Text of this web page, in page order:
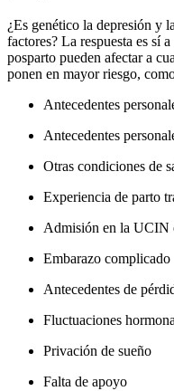
¿Es genético la depresión y
factores? La respuesta es sí
posparto pueden afectar a
ponen en mayor riesgo,
Antecedentes
Antecedentes
Otras condiciones de
Experiencia de parto
Admisión en la UCIN
Embarazo
Antecedentes de
Fluctuaciones
Privación de sueño
Falta de apoyo